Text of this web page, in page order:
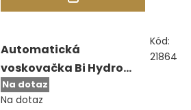
Na dotaz
Automatická
voskovačka Bi Hydro
Endura
Na dotaz
Kód:
21864